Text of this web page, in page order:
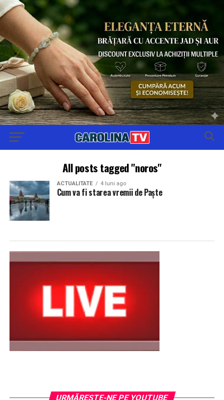
All posts tagged "noros"
ACTUALITATE 4 luni ago
Cum va fi starea vremii de Paște
URMĂREŞTE-NE PE YOUTUBE